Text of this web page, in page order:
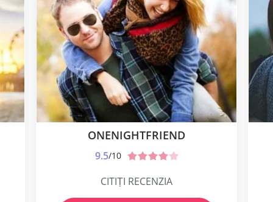
ONENIGHTFRIEND
9.5/10
CITIȚI RECENZIA